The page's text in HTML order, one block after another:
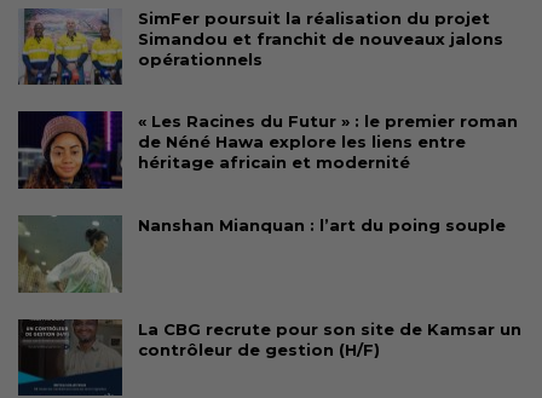
SimFer poursuit la réalisation du projet
Simandou et franchit de nouveaux jalons
opérationnels
« Les Racines du Futur » : le premier roman
de Néné Hawa explore les liens entre
héritage africain et modernité
Nanshan Mianquan : l’art du poing souple
La CBG recrute pour son site de Kamsar un
contrôleur de gestion (H/F)